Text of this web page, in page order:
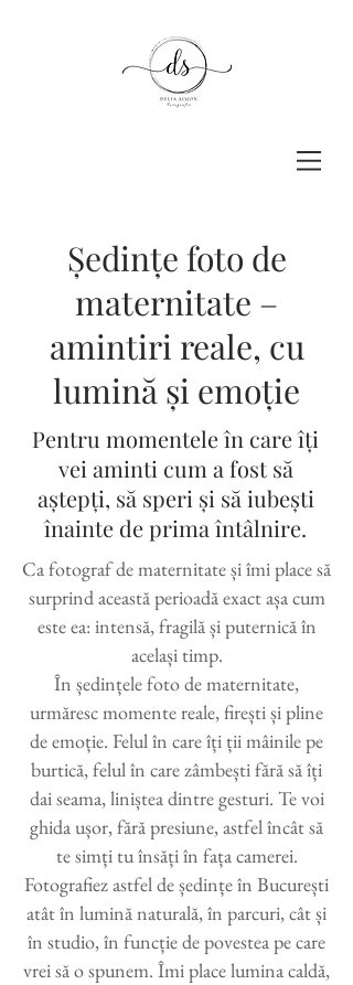
Ședințe foto de
maternitate –
amintiri reale, cu
lumină și emoție
Pentru momentele în care îți
vei aminti cum a fost să
aștepți, să speri și să iubești
înainte de prima întâlnire.
Ca fotograf de maternitate și îmi place să
surprind această perioadă exact așa cum
este ea: intensă, fragilă și puternică în
același timp.
În ședințele foto de maternitate,
urmăresc momente reale, firești și pline
de emoție. Felul în care îți ții mâinile pe
burtică, felul în care zâmbești fără să îți
dai seama, liniștea dintre gesturi. Te voi
ghida ușor, fără presiune, astfel încât să
te simți tu însăți în fața camerei.
Fotografiez astfel de ședințe în București
atât în lumină naturală, în parcuri, cât și
în studio, în funcție de povestea pe care
vrei să o spunem. Îmi place lumina caldă,